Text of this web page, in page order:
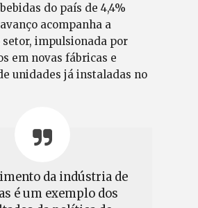
do país de 4,4%
acompanha a
setor, impulsionada por
em novas fábricas e
unidades já instaladas no
da indústria de
é um exemplo dos